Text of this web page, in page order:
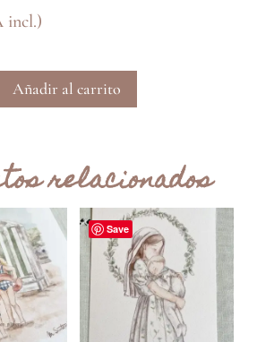
incl.)
Añadir al carrito
relacionados
Save